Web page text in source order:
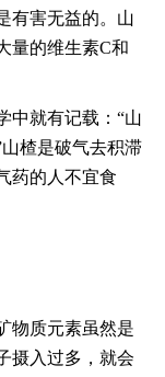
有害无益的。山
量的维生素C和
中就有记载：“山
楂是破气去积滞
药的人不宜食
物质元素虽然是
摄入过多，就会